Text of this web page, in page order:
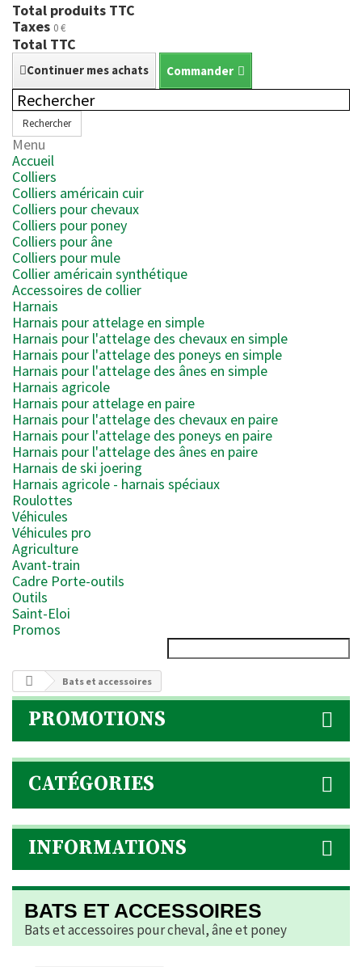
Total produits TTC
Taxes 0 €
Total TTC
Continuer mes achats Commander
Rechercher
Menu
Accueil
Colliers
Colliers américain cuir
Colliers pour chevaux
Colliers pour poney
Colliers pour âne
Colliers pour mule
Collier américain synthétique
Accessoires de collier
Harnais
Harnais pour attelage en simple
Harnais pour l'attelage des chevaux en simple
Harnais pour l'attelage des poneys en simple
Harnais pour l'attelage des ânes en simple
Harnais agricole
Harnais pour attelage en paire
Harnais pour l'attelage des chevaux en paire
Harnais pour l'attelage des poneys en paire
Harnais pour l'attelage des ânes en paire
Harnais de ski joering
Harnais agricole - harnais spéciaux
Roulottes
Véhicules
Véhicules pro
Agriculture
Avant-train
Cadre Porte-outils
Outils
Saint-Eloi
Promos
Bats et accessoires
PROMOTIONS
CATÉGORIES
INFORMATIONS
BATS ET ACCESSOIRES
Bats et accessoires pour cheval, âne et poney